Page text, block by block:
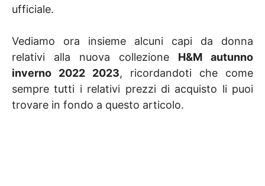
ufficiale.
Vediamo ora insieme alcuni capi da donna
relativi alla nuova collezione H&M autunno
inverno 2022 2023, ricordandoti che come
sempre tutti i relativi prezzi di acquisto li puoi
trovare in fondo a questo articolo.